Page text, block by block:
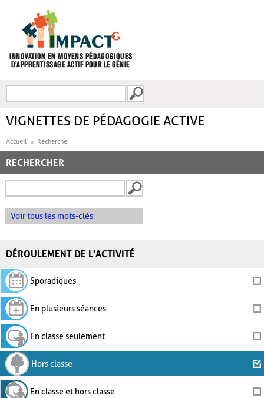
FORMULAIRE DE
VIGNETTES DE PÉDAGOGIE ACTIVE
Accueil Recherche
RECHERCHER
Voir tous les mots-clés
DÉROULEMENT DE L'ACTIVITÉ
Sporadiques
En plusieurs séances
En classe seulement
Hors classe
En classe et hors classe